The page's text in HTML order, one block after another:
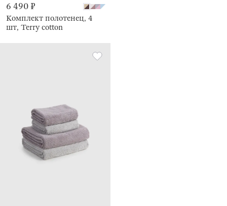
6 490 ₽
Комплект полотенец, 4
шт, Terry cotton